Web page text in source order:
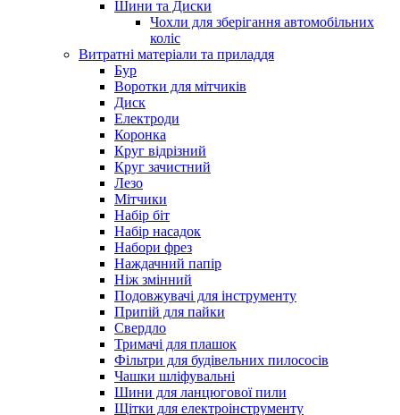
Шини та Диски
Чохли для зберігання автомобільних
коліс
Витратні матеріали та приладдя
Бур
Воротки для мітчиків
Диск
Електроди
Коронка
Круг відрізний
Круг зачистний
Лезо
Мітчики
Набір біт
Набір насадок
Набори фрез
Наждачний папір
Ніж змінний
Подовжувачі для інструменту
Припій для пайки
Свердло
Тримачі для плашок
Фільтри для будівельних пилососів
Чашки шліфувальні
Шини для ланцюгової пили
Щітки для електроінструменту